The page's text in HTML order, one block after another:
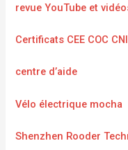
revue YouTube et
Certificats CEE COC
centre d’aide
Vélo électrique mocha
Shenzhen Rooder